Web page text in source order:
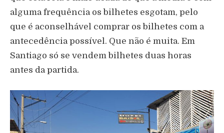
alguma frequência os bilhetes esgotam, pelo
que é aconselhável comprar os bilhetes com a
antecedência possível. Que não é muita. Em
Santiago só se vendem bilhetes duas horas
antes da partida.